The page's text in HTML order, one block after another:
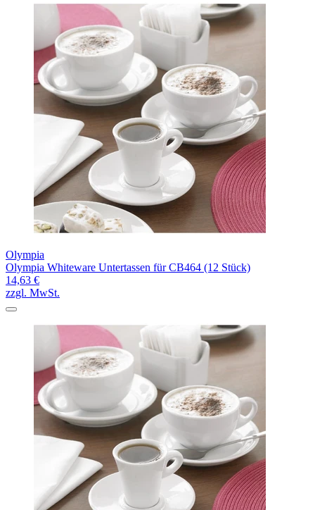
Olympia
Olympia Whiteware Untertassen für CB464 (12 Stück)
14,63 €
zzgl. MwSt.